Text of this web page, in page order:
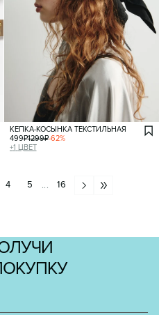
КЕПКА-КОСЫНКА ТЕКСТИЛЬНАЯ
499₽1299₽-62%
+1 ЦВЕТ
4 5 ... 16